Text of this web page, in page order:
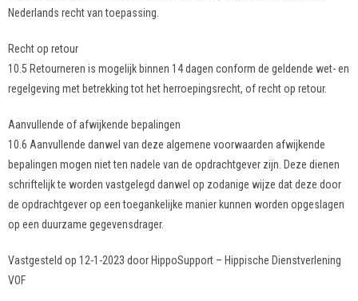
Nederlands recht van toepassing.
Recht op retour
10.5 Retourneren is mogelijk binnen 14 dagen conform de geldende wet- en
regelgeving met betrekking tot het herroepingsrecht, of recht op retour.
Aanvullende of afwijkende bepalingen
10.6 Aanvullende danwel van deze algemene voorwaarden afwijkende
bepalingen mogen niet ten nadele van de opdrachtgever zijn. Deze dienen
schriftelijk te worden vastgelegd danwel op zodanige wijze dat deze door
de opdrachtgever op een toegankelijke manier kunnen worden opgeslagen
op een duurzame gegevensdrager.
Vastgesteld op 12-1-2023 door HippoSupport – Hippische Dienstverlening
VOF